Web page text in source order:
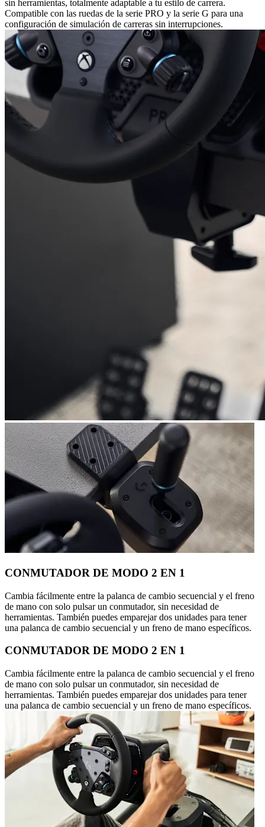
sin herramientas, totalmente adaptable a tu estilo de carrera.
Compatible con las ruedas de la serie PRO y la serie G para una
configuración de simulación de carreras sin interrupciones.
CONMUTADOR DE MODO 2 EN 1
Cambia fácilmente entre la palanca de cambio secuencial y el freno
de mano con solo pulsar un conmutador, sin necesidad de
herramientas. También puedes emparejar dos unidades para tener
una palanca de cambio secuencial y un freno de mano específicos.
CONMUTADOR DE MODO 2 EN 1
Cambia fácilmente entre la palanca de cambio secuencial y el freno
de mano con solo pulsar un conmutador, sin necesidad de
herramientas. También puedes emparejar dos unidades para tener
una palanca de cambio secuencial y un freno de mano específicos.